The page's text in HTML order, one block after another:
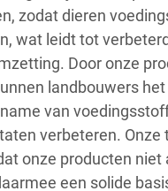
zodat dieren
wat leidt tot
Door onze
landbouwers
van
verbeteren. Onze
onze producten niet
een solide